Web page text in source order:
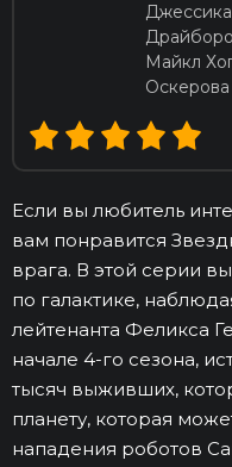
Драйборо
Майкл
Оскерова
Если вы любитель
вам понравится
врага. В этой серии
по галактике,
лейтенанта Феликса
начале 4-го сезона,
тысяч выживших,
планету, которая
нападения роботов